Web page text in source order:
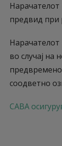
предвид при
Нарачателот
во случај на
соодветно
САВА